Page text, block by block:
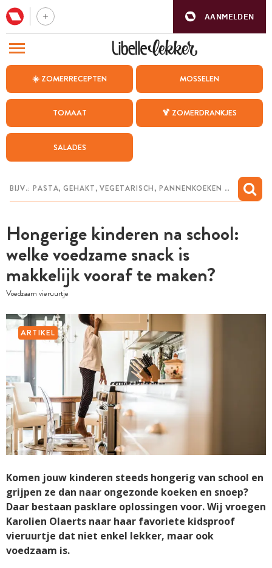
AANMELDEN
☀️ ZOMERRECEPTEN MOSSELEN
TOMAAT 🍹 ZOMERDRANKJES
SALADES
Hongerige kinderen na school:
welke voedzame snack is
makkelijk vooraf te maken?
Voedzaam vieruurtje
ARTIKEL
Komen jouw kinderen steeds hongerig van school en
grijpen ze dan naar ongezonde koeken en snoep?
Daar bestaan pasklare oplossingen voor. Wij vroegen
Karolien Olaerts naar haar favoriete kidsproof
vieruurtje dat niet enkel lekker, maar ook
voedzaam is.
BEZOEK ONZE ANDERE WEBSITES
WEEKMENU
CHAT MET MAIA
MIJN BEWAARDE RECEPTEN